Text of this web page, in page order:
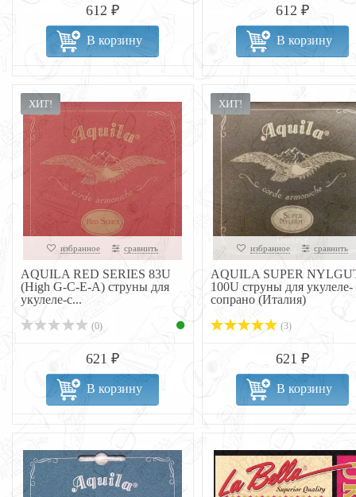
612 ₽
В корзину
612 ₽
В корзину
ХИТ!
избранное сравнить
AQUILA RED SERIES 83U
(High G-C-E-A) струны для
укулеле-с...
(0)
621 ₽
В корзину
ХИТ!
избранное сравнить
AQUILA SUPER
100U струны для укулеле-
сопрано (Италия)
(3)
621 ₽
В корзину